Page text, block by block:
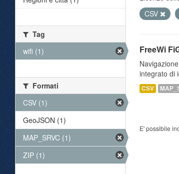
CSV
FreeWi
integrato di
CSV
E' possibile
Tag
wifi (1)
Formati
CSV (1)
GeoJSON (1)
MAP_SRVC (1)
ZIP (1)